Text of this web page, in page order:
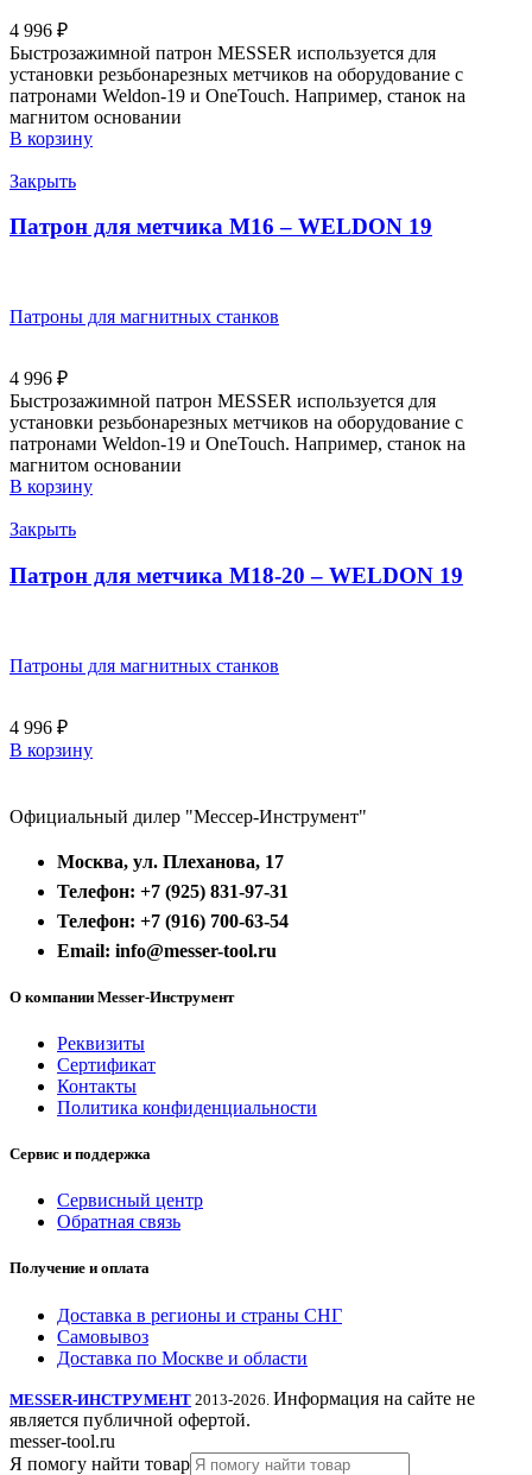
4 996 ₽
Быстрозажимной патрон MESSER используется для
установки резьбонарезных метчиков на оборудование с
патронами Weldon-19 и OneTouch. Например, станок на
магнитом основании
В корзину
Закрыть
Патрон для метчика М16 – WELDON 19
Патроны для магнитных станков
4 996 ₽
Быстрозажимной патрон MESSER используется для
установки резьбонарезных метчиков на оборудование с
патронами Weldon-19 и OneTouch. Например, станок на
магнитом основании
В корзину
Закрыть
Патрон для метчика М18-20 – WELDON 19
Патроны для магнитных станков
4 996 ₽
В корзину
Официальный дилер "Мессер-Инструмент"
Москва, ул. Плеханова, 17
Телефон: +7 (925) 831-97-31
Телефон: +7 (916) 700-63-54
Email: info@messer-tool.ru
О компании Messer-Инструмент
Реквизиты
Сертификат
Контакты
Политика конфиденциальности
Сервис и поддержка
Сервисный центр
Обратная связь
Получение и оплата
Доставка в регионы и страны СНГ
Самовывоз
Доставка по Москве и области
MESSER-ИНСТРУМЕНТ 2013-2026. Информация на сайте не
является публичной офертой.
messer-tool.ru
Я помогу найти товар